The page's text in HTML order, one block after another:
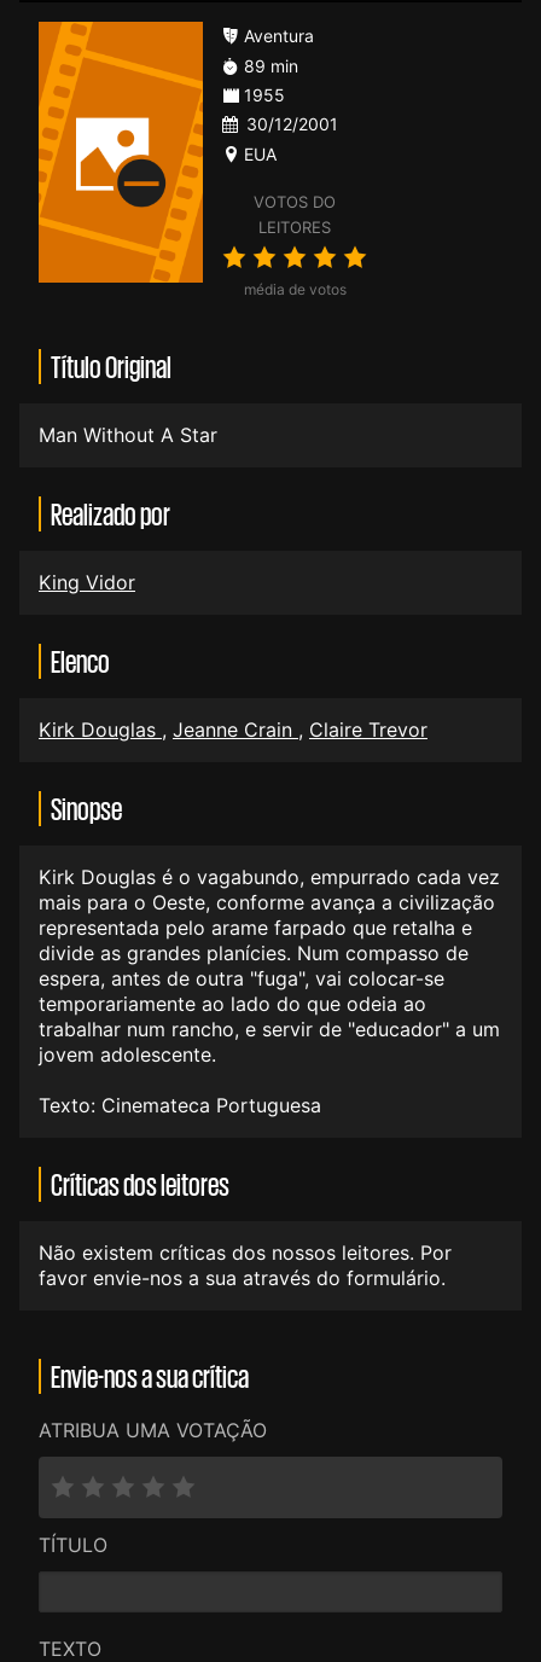
VOTOS DO
LEITORES
média de votos
Aventura
89 min
1955
30/12/2001
EUA
Título Original
Man Without A Star
Realizado por
King Vidor
Elenco
Kirk Douglas , Jeanne Crain , Claire Trevor
Sinopse
Kirk Douglas é o vagabundo, empurrado cada vez
mais para o Oeste, conforme avança a civilização
representada pelo arame farpado que retalha e
divide as grandes planícies. Num compasso de
espera, antes de outra "fuga", vai colocar-se
temporariamente ao lado do que odeia ao
trabalhar num rancho, e servir de "educador" a um
jovem adolescente.
Texto: Cinemateca Portuguesa
Críticas dos leitores
Não existem críticas dos nossos leitores. Por
favor envie-nos a sua através do formulário.
Envie-nos a sua crítica
ATRIBUA UMA VOTAÇÃO
TÍTULO
TEXTO